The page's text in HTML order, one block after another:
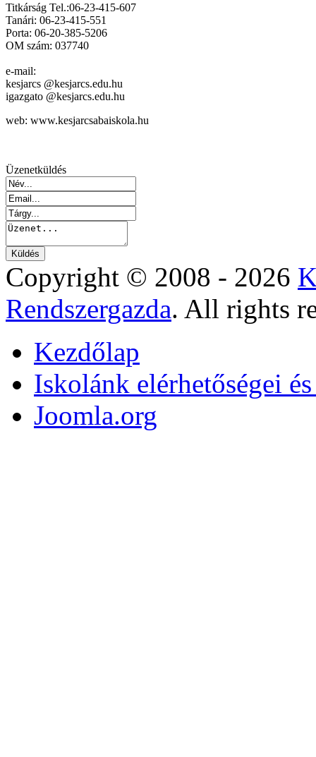
Titkárság Tel.:06-23-415-607
Tanári: 06-23-415-551
Porta: 06-20-385-5206
OM szám: 037740
e-mail:
kesjarcs @kesjarcs.edu.hu
igazgato @kesjarcs.edu.hu
web: www.kesjarcsabaiskola.hu
Üzenetküldés
Copyright © 2008 - 2026
Rendszergazda. All rights
Kezdőlap
Iskolánk elérhetőségei
Joomla.org